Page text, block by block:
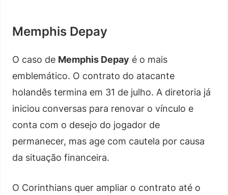
Memphis Depay
O caso de Memphis Depay é o mais
emblemático. O contrato do atacante
holandês termina em 31 de julho. A diretoria já
iniciou conversas para renovar o vínculo e
conta com o desejo do jogador de
permanecer, mas age com cautela por causa
da situação financeira.
O Corinthians quer ampliar o contrato até o